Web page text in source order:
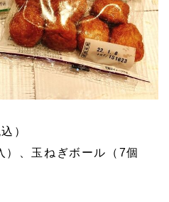
）
）、玉ねぎボール（7個